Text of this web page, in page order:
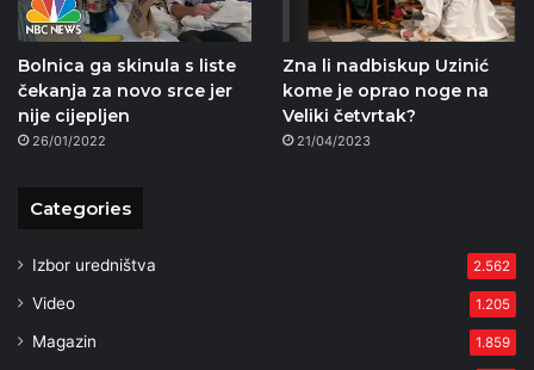
Bolnica ga skinula s liste
čekanja za novo srce jer
nije cijepljen
26/01/2022
Zna li nadbiskup Uzinić
kome je oprao noge na
Veliki četvrtak?
21/04/2023
Categories
Izbor uredništva 2.562
Video 1.205
Magazin 1.859